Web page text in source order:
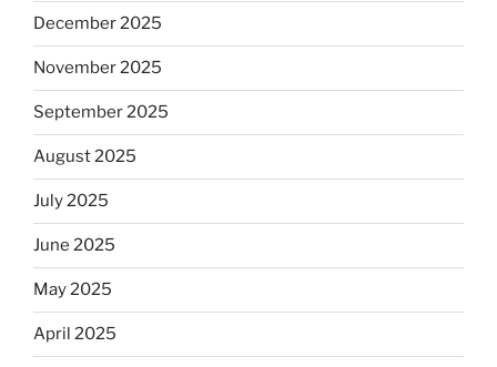
December 2025
November 2025
September 2025
August 2025
July 2025
June 2025
May 2025
April 2025